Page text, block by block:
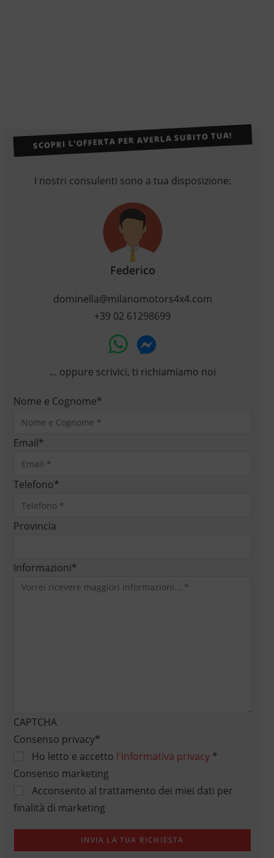
SCOPRI L’OFFERTA PER AVERLA SUBITO TUA!
I nostri consulenti sono a tua disposizione:
Federico
dominella@milanomotors4x4.com
+39 02 61298699
... oppure scrivici, ti richiamiamo noi
Nome e Cognome*
Email*
Telefono*
Provincia
Informazioni*
CAPTCHA
Consenso privacy*
Ho letto e accetto l'informativa privacy*
Consenso marketing
Acconsento al trattamento dei miei dati per
finalità di marketing